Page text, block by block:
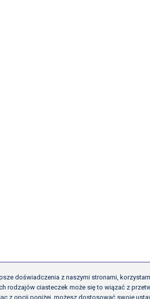
doświadczenia z naszymi stronami,
rodzajów ciasteczek może się to wiązać z
z opcji poniżej, możesz dostosować swoje